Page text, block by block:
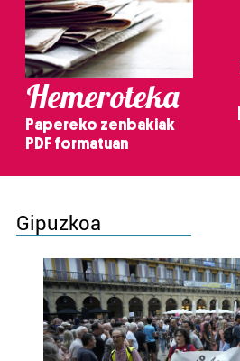
Hemeroteka
Papereko zenbakiak
PDF formatuan
Gipuzkoa